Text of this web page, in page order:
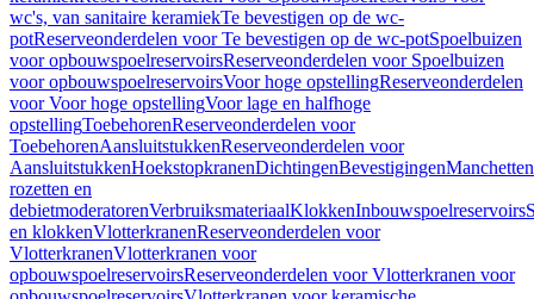
wc's, van sanitaire keramiekTe bevestigen op de wc-
potReserveonderdelen voor Te bevestigen op de wc-potSpoelbuizen
voor opbouwspoelreservoirsReserveonderdelen voor Spoelbuizen
voor opbouwspoelreservoirsVoor hoge opstellingReserveonderdelen
voor Voor hoge opstellingVoor lage en halfhoge
opstellingToebehorenReserveonderdelen voor
ToebehorenAansluitstukkenReserveonderdelen voor
AansluitstukkenHoekstopkranenDichtingenBevestigingenManchetten
rozetten en
debietmoderatorenVerbruiksmateriaalKlokkenInbouwspoelreservoirs
en klokkenVlotterkranenReserveonderdelen voor
VlotterkranenVlotterkranen voor
opbouwspoelreservoirsReserveonderdelen voor Vlotterkranen voor